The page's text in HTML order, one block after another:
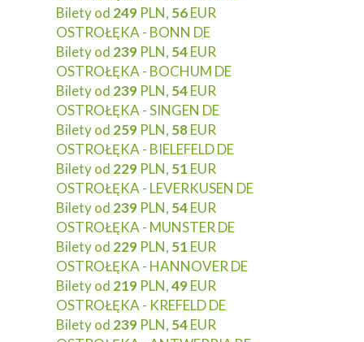
Bilety od 249 PLN, 56EUR
OSTROŁĘKA - BONN DE
Bilety od 239 PLN, 54EUR
OSTROŁĘKA - BOCHUM DE
Bilety od 239 PLN, 54EUR
OSTROŁĘKA - SINGEN DE
Bilety od 259 PLN, 58EUR
OSTROŁĘKA - BIELEFELD DE
Bilety od 229 PLN, 51 EUR
OSTROŁĘKA - LEVERKUSEN DE
Bilety od 239 PLN, 54EUR
OSTROŁĘKA - MUNSTER DE
Bilety od 229 PLN, 51 EUR
OSTROŁĘKA - HANNOVER DE
Bilety od 219 PLN,49EUR
OSTROŁĘKA - KREFELD DE
Bilety od 239 PLN, 54EUR